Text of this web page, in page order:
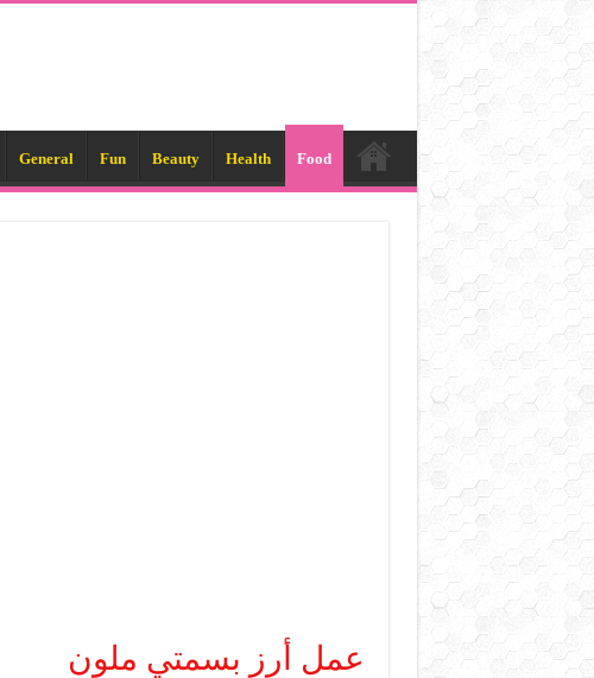
Food
Health
Beauty
Fun
General
عمل أرز بسمتي ملون